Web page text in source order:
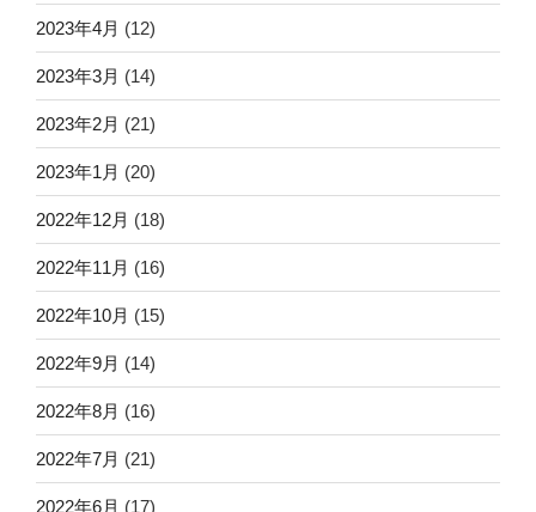
2023年4月 (12)
2023年3月 (14)
2023年2月 (21)
2023年1月 (20)
2022年12月 (18)
2022年11月 (16)
2022年10月 (15)
2022年9月 (14)
2022年8月 (16)
2022年7月 (21)
2022年6月 (17)